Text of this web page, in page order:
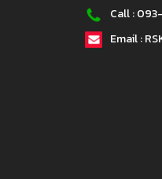
Call :
Email :